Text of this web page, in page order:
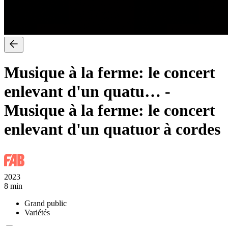
Musique à la ferme: le concert
enlevant d'un quatu… -
Musique à la ferme: le concert
enlevant d'un quatuor à cordes
2023
8 min
Grand public
Variétés